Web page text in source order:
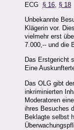
ECG § 16 § 18
Unbekannte
Klägerin vor.
vielmehr erst
7.000,-- und die
Das Erstgericht
Eine
Das OLG gibt
inkriminierten
Moderatoren
ihres Besuches
Beklagte selbst